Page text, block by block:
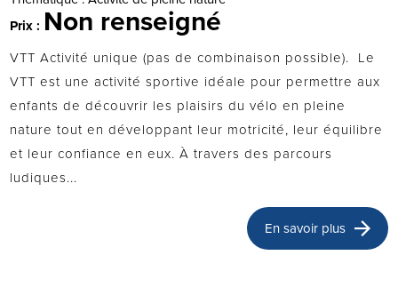
Prix : Non renseigné
VTT Activité unique (pas de combinaison possible). Le
VTT est une activité sportive idéale pour permettre aux
enfants de découvrir les plaisirs du vélo en pleine
nature tout en développant leur motricité, leur équilibre
et leur confiance en eux. À travers des parcours
ludiques...
En savoir plus